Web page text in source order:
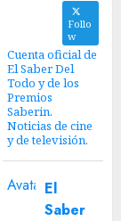
Follo
w
Cuenta oficial de
El Saber Del
Todo y de los
Premios
Saberin.
Noticias de cine
y de televisión.
Avatar El
Saber